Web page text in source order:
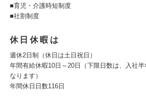
■育児・介護時短制度
■社割制度
休日休暇は
週休2日制（休日は土日祝日）
年間有給休暇10日～20日（下限日数は、入社
なります）
年間休日日数116日